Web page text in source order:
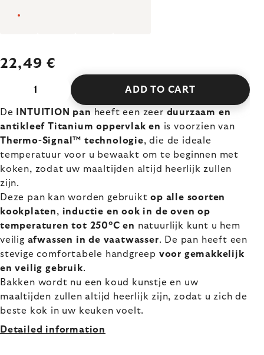
22,49 €
ADD TO CART
De INTUITION pan heeft een zeer duurzaam en
antikleef Titanium oppervlak en is voorzien van
Thermo-Signal™ technologie, die de ideale
temperatuur voor u bewaakt om te beginnen met
koken, zodat uw maaltijden altijd heerlijk zullen
zijn.
Deze pan kan worden gebruiktop alle soorten
kookplaten, inductie en ook in de oven op
temperaturen tot 250°C en natuurlijk kunt u hem
veilig afwassen in de vaatwasser. De pan heeft een
stevige comfortabele handgreep voor gemakkelijk
en veilig gebruik.
Bakken wordt nu een koud kunstje en uw
maaltijden zullen altijd heerlijk zijn, zodat u zich de
beste kok in uw keuken voelt.
Detailed information